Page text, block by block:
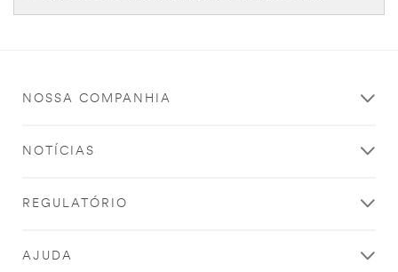
NOSSA COMPANHIA
NOTÍCIAS
REGULATÓRIO
AJUDA